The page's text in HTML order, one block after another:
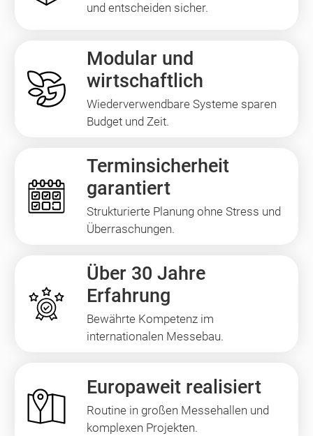
und entscheiden sicher.
Modular und
wirtschaftlich
Wiederverwendbare Systeme sparen
Budget und Zeit.
Terminsicherheit
garantiert
Strukturierte Planung ohne Stress und
Überraschungen.
Über 30 Jahre
Erfahrung
Bewährte Kompetenz im
internationalen Messebau.
Europaweit realisiert
Routine in großen Messehallen und
komplexen Projekten.